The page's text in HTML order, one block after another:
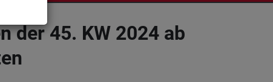
der 45. KW 2024 ab